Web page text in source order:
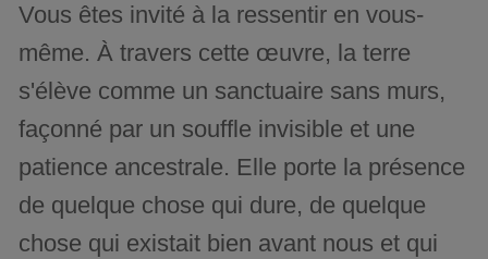
Vous êtes invité à la ressentir en vous-
même. À travers cette œuvre, la terre
s'élève comme un sanctuaire sans murs,
façonné par un souffle invisible et une
patience ancestrale. Elle porte la présence
de quelque chose qui dure, de quelque
chose qui existait bien avant nous et qui